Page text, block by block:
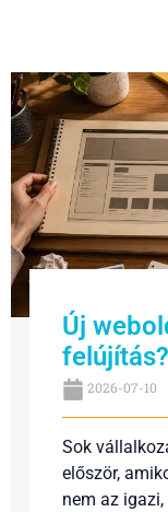
Új
2026-07-10
Sok
először,
nem az